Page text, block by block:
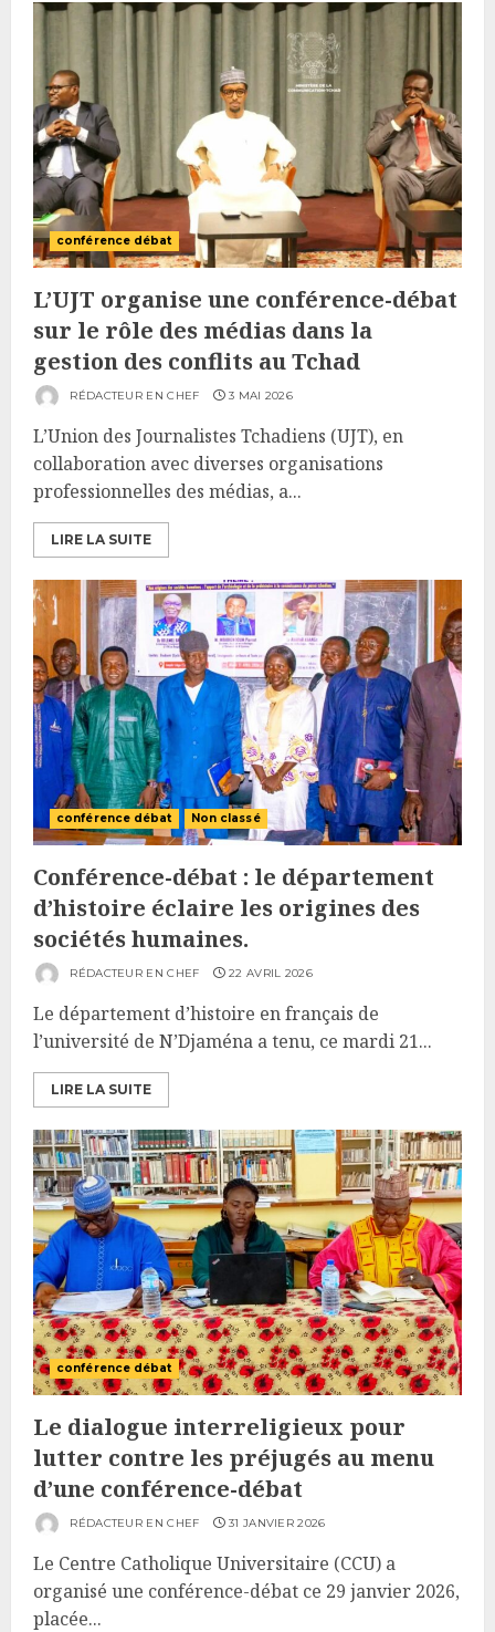
conférence débat
L’UJT organise une conférence-débat
sur le rôle des médias dans la
gestion des conflits au Tchad
RÉDACTEUR EN CHEF 3 MAI 2026
L’Union des Journalistes Tchadiens (UJT), en
collaboration avec diverses organisations
professionnelles des médias, a...
LIRE LA SUITE
conférence débat Non classé
Conférence-débat : le département
d’histoire éclaire les origines des
sociétés humaines.
RÉDACTEUR EN CHEF 22 AVRIL 2026
Le département d’histoire en français de
l’université de N’Djaména a tenu, ce mardi 21...
LIRE LA SUITE
conférence débat
Le dialogue interreligieux pour
lutter contre les préjugés au menu
d’une conférence-débat
RÉDACTEUR EN CHEF 31 JANVIER 2026
Le Centre Catholique Universitaire (CCU) a
organisé une conférence-débat ce 29 janvier 2026,
placée...